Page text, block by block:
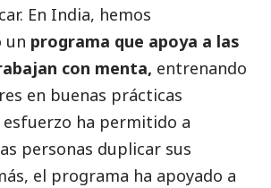
En India, hemos
un programa que apoya a las
con menta, entrenando
en buenas prácticas
esfuerzo ha permitido a
personas duplicar sus
el programa ha apoyado a